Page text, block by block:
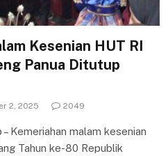
Kesenian HUT RI
Panua Ditutup
2, 2025 2049
Kemeriahan malam kesenian
Tahun ke-80 Republik